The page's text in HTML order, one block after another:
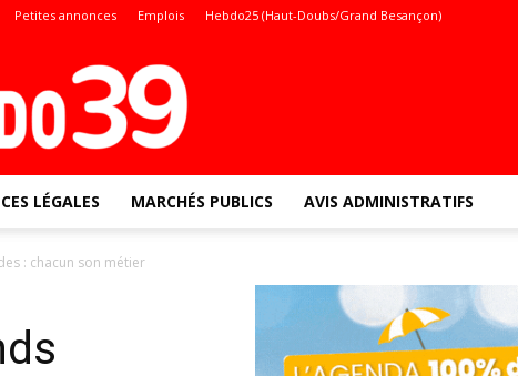
Petites annonces Emplois Hebdo25 (Haut-Doubs/Grand Besançon)
LÉGALES MARCHÉS PUBLICS AVIS ADMINISTRATIFS
: chacun son métier